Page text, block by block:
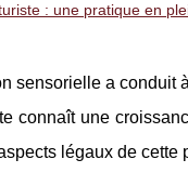
: une pratique en
sensorielle a
connaît une
légaux de cette